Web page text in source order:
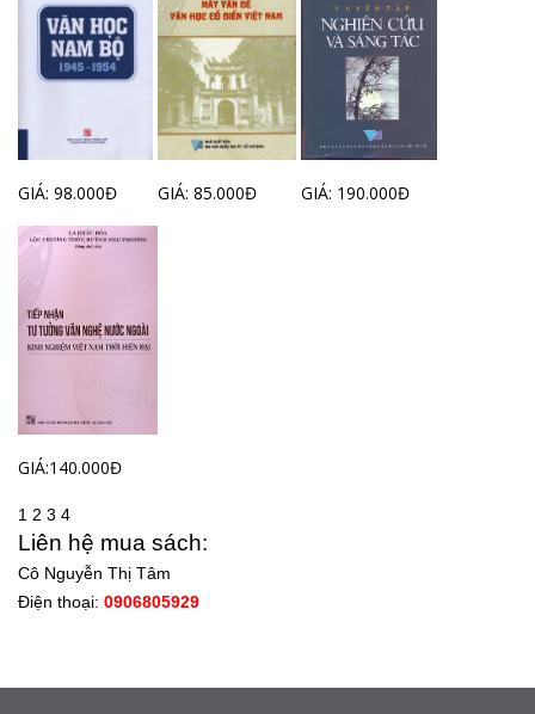
GIÁ: 98.000Đ GIÁ: 85.000Đ GIÁ: 190.000Đ
GIÁ:140.000Đ
1 2 3 4
Liên hệ mua sách:
Cô Nguyễn Thị Tâm
Điện thoại: 0906805929